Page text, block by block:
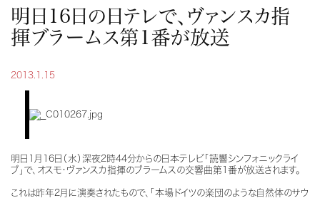
明日16日の日テレで、ヴァンスカ指
揮ブラームス第1番が放送
2013.1.15
明日1月16日（水）深夜2時44分からの日本テレビ「読響シンフォニックライ
ブ」で、オスモ・ヴァンスカ指揮のブラームスの交響曲第1番が放送されます。
これは昨年2月に演奏されたもので、「本場ドイツの楽団のような自然体のサウ